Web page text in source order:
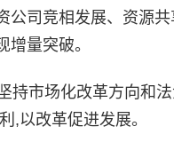
公司竞相发展、资源
量突破。
市场化改革方向和法
,以改革促进发展。